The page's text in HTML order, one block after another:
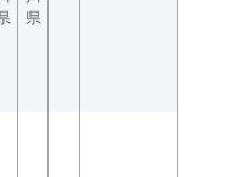
県